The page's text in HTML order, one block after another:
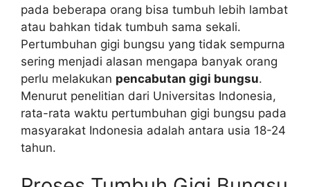
pada beberapa orang bisa tumbuh lebih lambat
atau bahkan tidak tumbuh sama sekali.
Pertumbuhan gigi bungsu yang tidak sempurna
sering menjadi alasan mengapa banyak orang
perlu melakukan pencabutan gigi bungsu.
Menurut penelitian dari Universitas Indonesia,
rata-rata waktu pertumbuhan gigi bungsu pada
masyarakat Indonesia adalah antara usia 18-24
tahun.